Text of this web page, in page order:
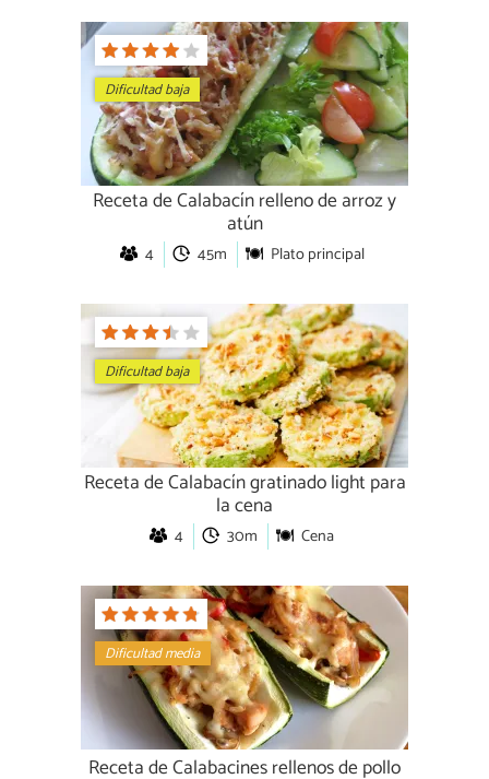
Dificultad baja
Receta de Calabacín relleno de arroz y
atún
4 45m Plato principal
Dificultad baja
Receta de Calabacín gratinado light para
la cena
4 30m Cena
Dificultad media
Receta de Calabacines rellenos de pollo